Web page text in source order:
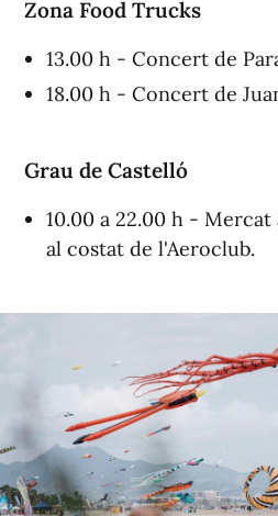
Zona Food Trucks
13.00 h - Concert de
18.00 h - Concert de
Grau de Castelló
10.00 a 22.00 h -
al costat de l'Aeroclub.